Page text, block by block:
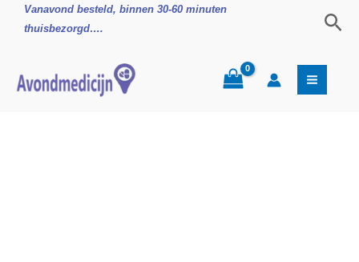
naar
Vanavond besteld, binnen 30-60 minuten
thuisbezorgd….
Ontsmettende
Reinigingsvloeistof